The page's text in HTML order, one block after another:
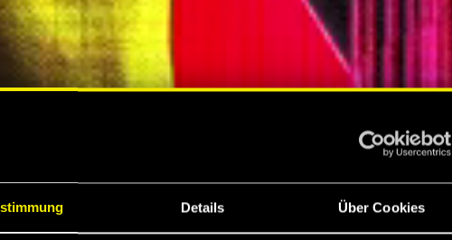
Details Über Cookies